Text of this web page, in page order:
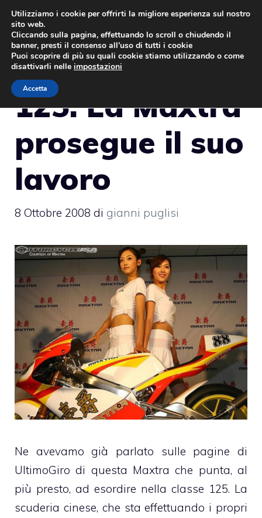
Vai
contenuto
125: La Maxtra
prosegue il suo
lavoro
8 Ottobre 2008 di gianni puglisi
Ne avevamo già parlato sulle pagine di
UltimoGiro di questa Maxtra che punta, al
più presto, ad esordire nella classe 125. La
scuderia cinese, che sta effettuando i propri
Utilizziamo i cookie per offrirti la migliore esperienza sul nostro
sito web.
Cliccando sulla pagina, effettuando lo scroll o chiudendo il
banner, presti il consenso all’uso di tutti i cookie
Puoi scoprire di più su quali cookie stiamo utilizzando o come
disattivarli nelle impostazioni
Accetta